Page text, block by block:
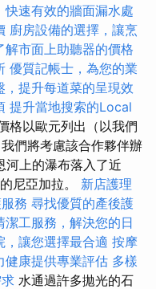
快速有效的牆面漏水處
廚房設備的選擇，讓烹
解市面上助聽器的價格
優質記帳士，為您的業
，提升每道菜的呈現效
提升當地搜索的Local
格以歐元列出（以我們
們將考慮該合作夥伴辦
河上的瀑布落入了近
尼亞加拉。 新店護理
務 尋找優質的產後護
潔工服務，解決您的日
，讓您選擇最合適 按摩
健康提供專業評估 多樣
水通過許多拋光的石